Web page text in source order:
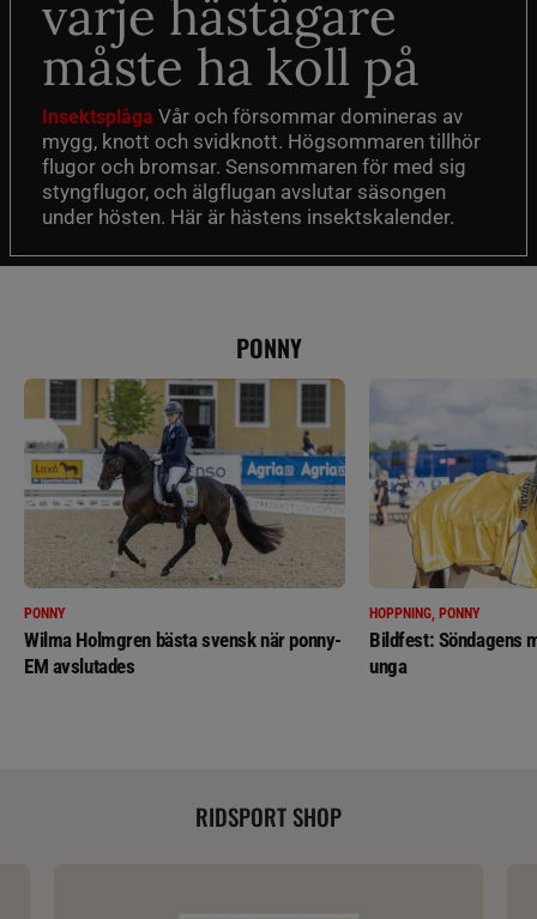
varje hästägare
måste ha koll på
Insektsplåga Vår och försommar domineras av
mygg, knott och svidknott. Högsommaren tillhör
flugor och bromsar. Sensommaren för med sig
styngflugor, och älgflugan avslutar säsongen
under hösten. Här är hästens insektskalender.
PONNY
PONNY
Wilma Holmgren bästa svensk när ponny-
EM avslutades
HOPPNING, PONNY
Bildfest: Söndagens
unga
RIDSPORT SHOP